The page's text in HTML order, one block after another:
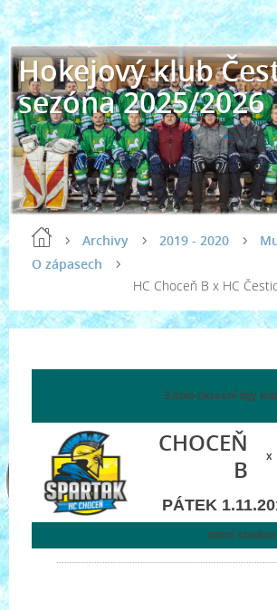
Hokejový klub
sezóna 2025/2026
Archivy 2019 - 2020
O zápasech
HC Choceň B x HC
3.kolo okresní ligy
CHOCEŇ
B
x
PÁTEK
zimní stadion